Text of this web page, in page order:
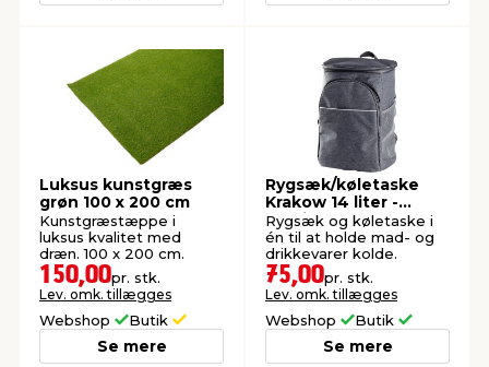
Luksus kunstgræs
grøn 100 x 200 cm
Kunstgræstæppe i
luksus kvalitet med
dræn. 100 x 200 cm.
150,00pr. stk.
Lev. omk. tillægges
Webshop Butik
Se mere
Rygsæk/køletaske
Krakow 14 liter -
Sunlife®
Rygsæk og køletaske i
én til at holde mad- og
drikkevarer kolde.
75,00pr. stk.
Lev. omk. tillægges
Webshop Butik
Se mere